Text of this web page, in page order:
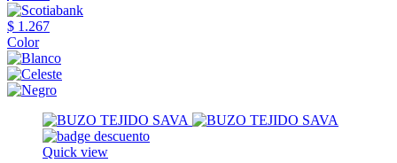
$ 1.267
Color
Quick view